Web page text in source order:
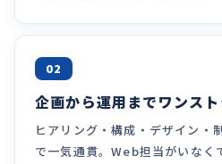
02
企画から運用までワンス
ヒアリング・構成・デザイン・
で一気通貫。Web担当がいなく